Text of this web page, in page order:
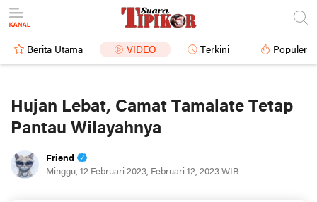
Berita Utama VIDEO Terkini Populer
Hujan Lebat, Camat Tamalate Tetap
Pantau Wilayahnya
Friend
Minggu, 12 Februari 2023, Februari 12, 2023 WIB